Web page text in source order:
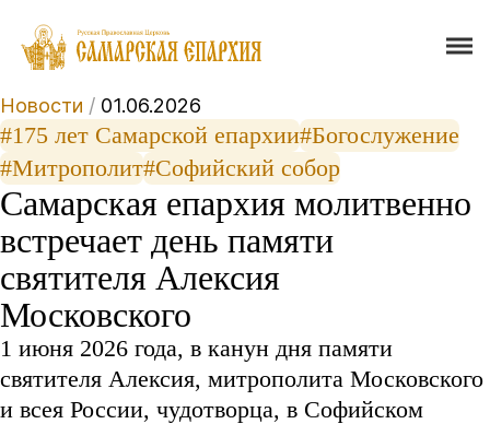
Новости / 01.06.2026
#175 лет Самарской епархии#Богослужение
#Митрополит#Софийский собор
Самарская епархия молитвенно
встречает день памяти
святителя Алексия
Московского
1 июня 2026 года, в канун дня памяти
святителя Алексия, митрополита Московского
и всея России, чудотворца, в Софийском